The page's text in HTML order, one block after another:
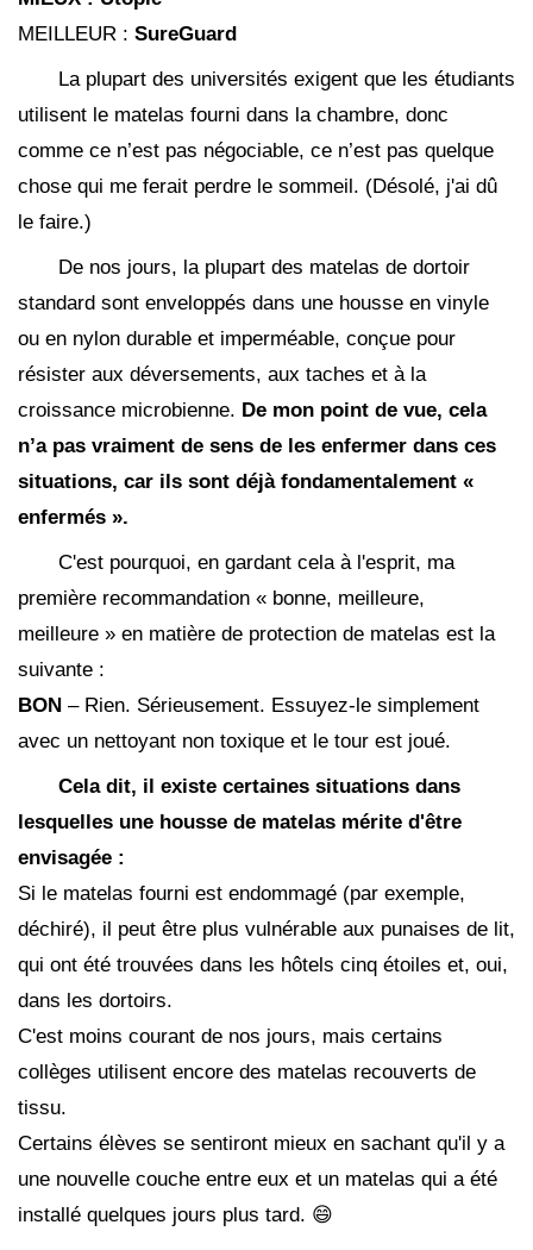
MEILLEUR : SureGuard
La plupart des universités exigent que les étudiants
utilisent le matelas fourni dans la chambre, donc
comme ce n’est pas négociable, ce n’est pas quelque
chose qui me ferait perdre le sommeil. (Désolé, j'ai dû
le faire.)
De nos jours, la plupart des matelas de dortoir
standard sont enveloppés dans une housse en vinyle
ou en nylon durable et imperméable, conçue pour
résister aux déversements, aux taches et à la
croissance microbienne. De mon point de vue, cela
n’a pas vraiment de sens de les enfermer dans ces
situations, car ils sont déjà fondamentalement «
enfermés ».
C'est pourquoi, en gardant cela à l'esprit, ma
première recommandation « bonne, meilleure,
meilleure » en matière de protection de matelas est la
suivante :
BON – Rien. Sérieusement. Essuyez-le simplement
avec un nettoyant non toxique et le tour est joué.
Cela dit, il existe certaines situations dans
lesquelles une housse de matelas mérite d'être
envisagée :
Si le matelas fourni est endommagé (par exemple,
déchiré), il peut être plus vulnérable aux punaises de lit,
qui ont été trouvées dans les hôtels cinq étoiles et, oui,
dans les dortoirs.
C'est moins courant de nos jours, mais certains
collèges utilisent encore des matelas recouverts de
tissu.
Certains élèves se sentiront mieux en sachant qu'il y a
une nouvelle couche entre eux et un matelas qui a été
installé quelques jours plus tard. 😄